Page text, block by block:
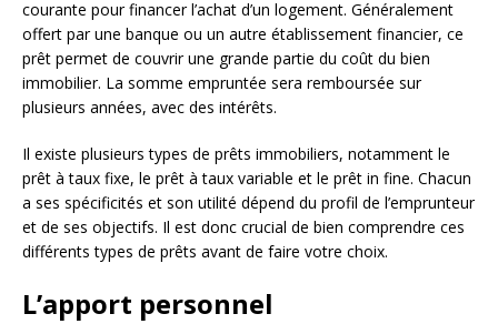
courante pour financer l’achat d’un logement. Généralement
offert par une banque ou un autre établissement financier, ce
prêt permet de couvrir une grande partie du coût du bien
immobilier. La somme empruntée sera remboursée sur
plusieurs années, avec des intérêts.
Il existe plusieurs types de prêts immobiliers, notamment le
prêt à taux fixe, le prêt à taux variable et le prêt in fine. Chacun
a ses spécificités et son utilité dépend du profil de l’emprunteur
et de ses objectifs. Il est donc crucial de bien comprendre ces
différents types de prêts avant de faire votre choix.
L’apport personnel